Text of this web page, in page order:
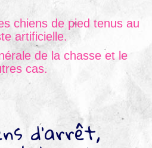
chiens de pied tenus au
artificielle.
de la chasse et le
cas.
d’arrêt,